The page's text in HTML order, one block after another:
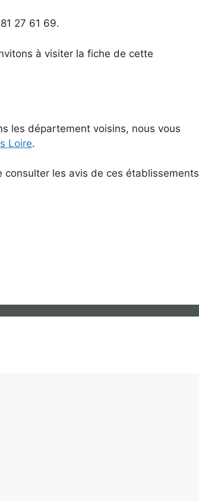
27 61 69.
à visiter la fiche de cette
les département voisins, nous vous
Loire.
les avis de ces établissements